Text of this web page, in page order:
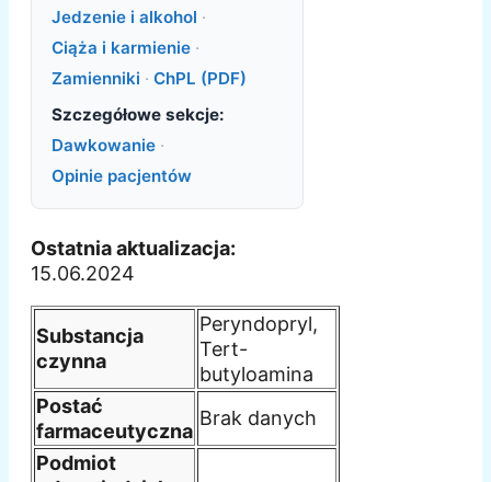
Jedzenie i alkohol ·
Ciąża i karmienie ·
Zamienniki · ChPL (PDF)
Szczegółowe sekcje:
Dawkowanie ·
Opinie pacjentów
Ostatnia aktualizacja:
15.06.2024
Substancja
czynna
Peryndopryl,
Tert-
butyloamina
Postać
farmaceutyczna
Brak danych
Podmiot